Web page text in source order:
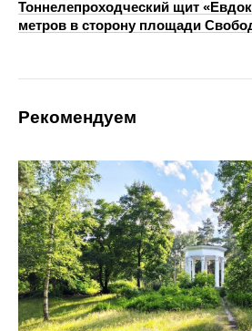
Тоннелепроходческий щит
метров в сторону площади
Рекомендуем